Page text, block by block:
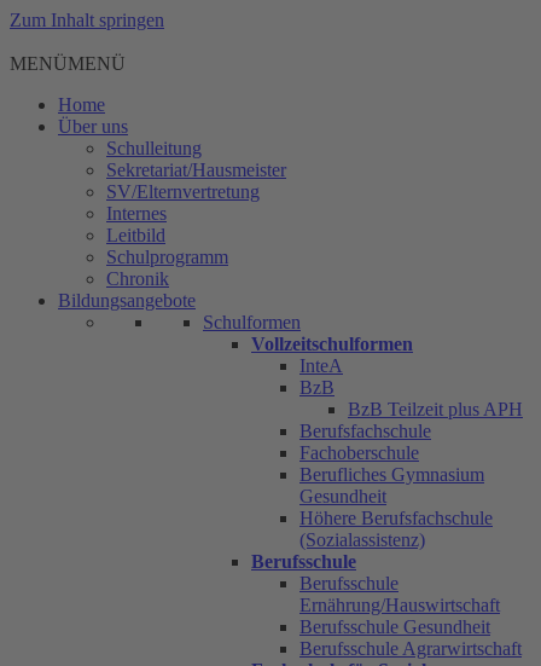
Zum Inhalt springen
MENÜMENÜ
Home
Über uns
Schulleitung
Sekretariat/Hausmeister
SV/Elternvertretung
Internes
Leitbild
Schulprogramm
Chronik
Bildungsangebote
Schulformen
Vollzeitschulformen
InteA
BzB
BzB Teilzeit plus APH
Berufsfachschule
Fachoberschule
Berufliches Gymnasium
Gesundheit
Höhere Berufsfachschule
(Sozialassistenz)
Berufsschule
Berufsschule
Ernährung/Hauswirtschaft
Berufsschule Gesundheit
Berufsschule Agrarwirtschaft